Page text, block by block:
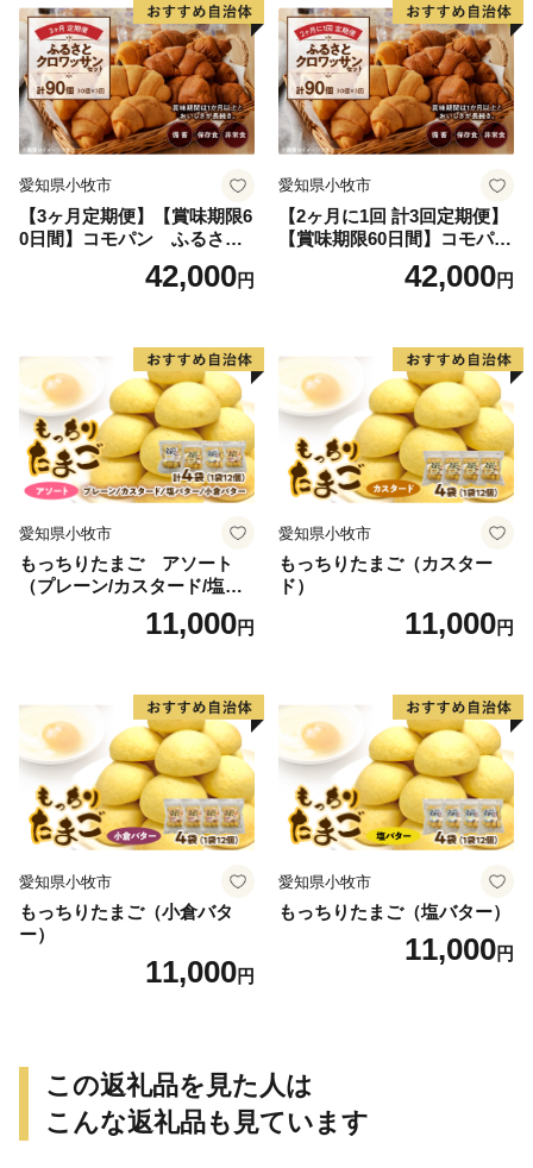
愛知県小牧市
【3ヶ月定期便】【賞味期限6
0日間】コモパン ふるさと
クロワッサンセット（計90
個）／災害用備蓄 保存食 非
42,000円
愛知県小牧市
【2ヶ月に1回 計3回定期便】
【賞味期限60日間】コモパ
ン ふるさとクロワッサンセ
ット（計90個）／災害用備蓄
42,000円
愛知県小牧市
もっちりたまご アソート
（プレーン/カスタード/塩バ
ター/小倉バター）11,000円
愛知県小牧市
もっちりたまご（カスター
ド）
11,000円
愛知県小牧市
もっちりたまご（小倉バタ
ー）
11,000円
愛知県小牧市
もっちりたまご（塩バター）
11,000円
この返礼品を見た人は
こんな返礼品も見ています